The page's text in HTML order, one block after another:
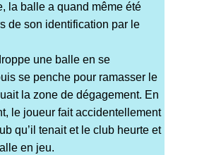
la balle a quand même été
de son identification par le
une balle en se
se penche pour ramasser le
la zone de dégagement. En
le joueur fait accidentellement
qu’il tenait et le club heurte et
en jeu.